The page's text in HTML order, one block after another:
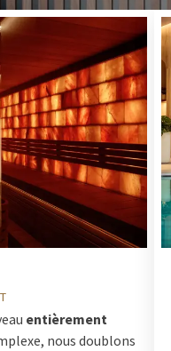
entièrement
nous doublons